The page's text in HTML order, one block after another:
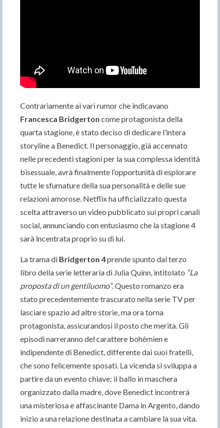
Contrariamente ai vari rumor che indicavano
Francesca Bridgerton come protagonista della
quarta stagione, è stato deciso di dedicare l’intera
storyline a Benedict. Il personaggio, già accennato
nelle precedenti stagioni per la sua complessa identità
bisessuale, avrà finalmente l’opportunità di esplorare
tutte le sfumature della sua personalità e delle sue
relazioni amorose. Netflix ha ufficializzato questa
scelta attraverso un video pubblicato sui propri canali
social, annunciando con entusiasmo che la stagione 4
sarà incentrata proprio su di lui.
La trama di Bridgerton 4prende spunto dal terzo
libro della serie letteraria di Julia Quinn, intitolato “La
proposta di un gentiluomo”. Questo romanzo era
stato precedentemente trascurato nella serie TV per
lasciare spazio ad altre storie, ma ora torna
protagonista, assicurandosi il posto che merita. Gli
episodi narreranno del carattere bohémien e
indipendente di Benedict, differente dai suoi fratelli,
che sono felicemente sposati. La vicenda si sviluppa a
partire da un evento chiave: il ballo in maschera
organizzato dalla madre, dove Benedict incontrerà
una misteriosa e affascinante Dama in Argento, dando
inizio a una relazione destinata a cambiare la sua vita.